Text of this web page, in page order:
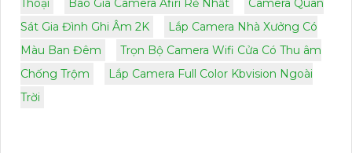
Thoại
Báo Giá Camera Afiri Rẻ Nhất
Camera Quan
Sát Gia Đình Ghi Âm 2K
Lắp Camera Nhà Xưởng Có
Màu Ban Đêm
Trọn Bộ Camera Wifi Cửa Có Thu âm
Chống Trộm
Lắp Camera Full Color Kbvision Ngoài
Trời